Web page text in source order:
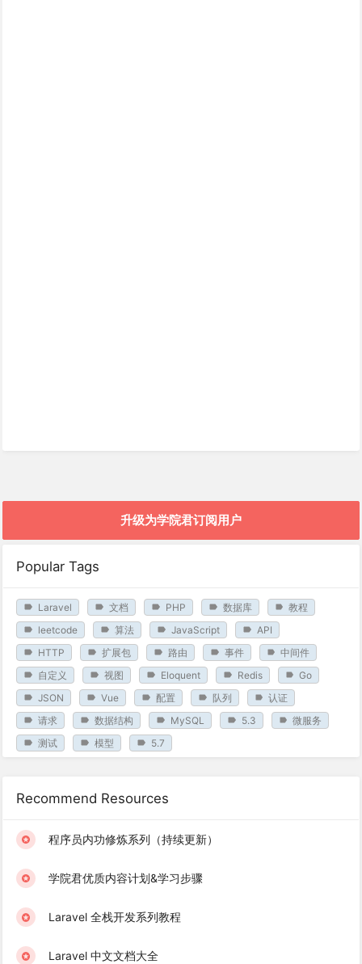
升级为学院君订阅用户
Popular Tags
Laravel 文档 PHP 数据库
教程
leetcode
算法 JavaScript
API
HTTP
扩展包 路由 事件
中间件
自定义
视图 Eloquent Redis
Go
JSON
Vue 配置 队列
认证
请求
数据结构 MySQL 5.3
微服务
测试
模型 5.7
Recommend Resources
程序员内功修炼系列（持续更新）
学院君优质内容计划&学习步骤
Laravel 全栈开发系列教程
Laravel 中文文档大全